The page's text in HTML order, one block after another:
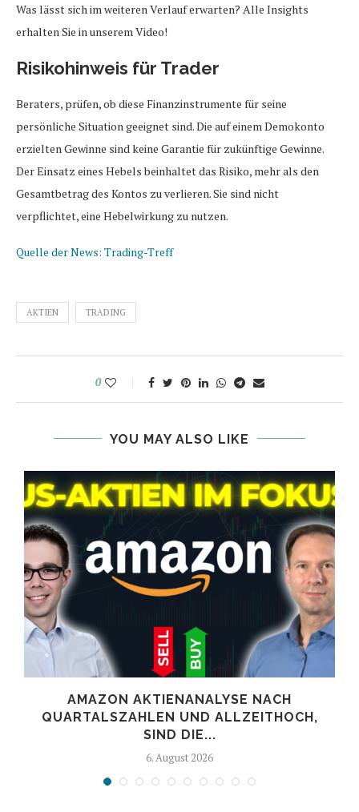
Was lässt sich im weiteren Verlauf erwarten? Alle Insights
erhalten Sie in unserem Video!
Risikohinweis für Trader
Beraters, prüfen, ob diese Finanzinstrumente für seine
persönliche Situation geeignet sind. Die auf einem Demokonto
erzielten Gewinne sind keine Garantie für zukünftige Gewinne.
Der Einsatz eines Hebels beinhaltet das Risiko, mehr als den
Gesamtbetrag des Kontos zu verlieren. Sie sind nicht
verpflichtet, eine Hebelwirkung zu nutzen.
Quelle der News: Trading-Treff
AKTIEN TRADING
0
YOU MAY ALSO LIKE
AMAZON AKTIENANALYSE NACH
QUARTALSZAHLEN UND ALLZEITHOCH,
SIND DIE...
6. August 2026